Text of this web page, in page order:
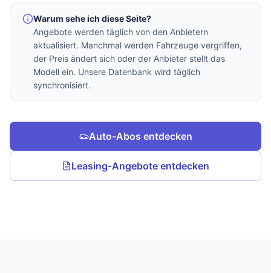
Warum sehe ich diese Seite?
Angebote werden täglich von den Anbietern
aktualisiert. Manchmal werden Fahrzeuge vergriffen,
der Preis ändert sich oder der Anbieter stellt das
Modell ein. Unsere Datenbank wird täglich
synchronisiert.
Auto-Abos entdecken
Leasing-Angebote entdecken